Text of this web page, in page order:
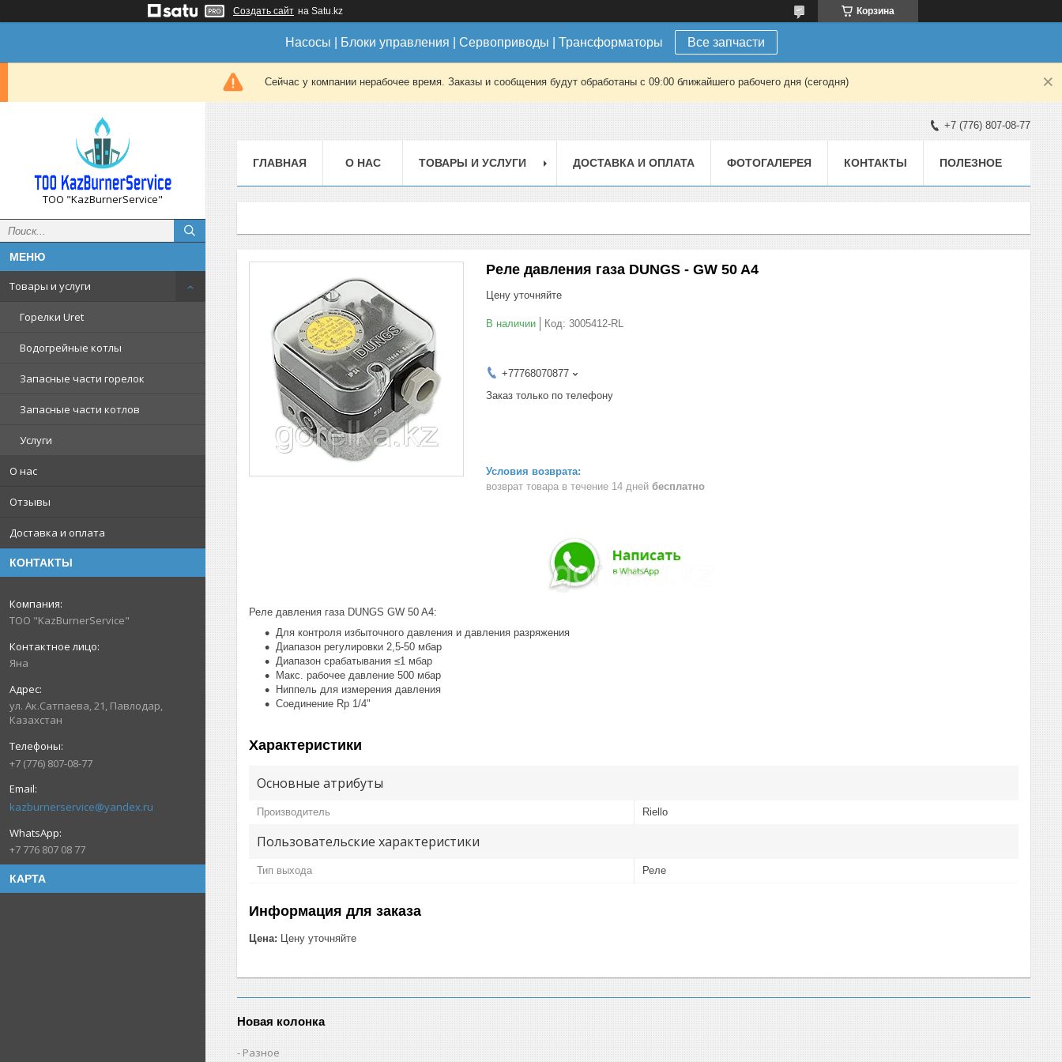
Создать сайт на Satu.kz Корзина
Насосы | Блоки управления | Сервоприводы | Трансформаторы Все запчасти
Сейчас у компании нерабочее время. Заказы и сообщения будут обработаны с 09:00 ближайшего рабочего дня (сегодня)
ТОО "KazBurnerService"
Товары и услуги
Горелки Uret
Водогрейные котлы
Запасные части горелок
Запасные части котлов
Услуги
О нас
Отзывы
Доставка и оплата
КОНТАКТЫ
ТОО "KazBurnerService"
Яна
ул. Ак.Сатпаева, 21, Павлодар,
Казахстан
+7 (776) 807-08-77
kazburnerservice@yandex.ru
+7 776 807 08 77
КАРТА
+7 (776) 807-08-77
ГЛАВНАЯ О НАС ТОВАРЫ И УСЛУГИ ДОСТАВКА И ОПЛАТА ФОТОГАЛЕРЕЯ КОНТАКТЫ ПОЛЕЗНОЕ
Реле давления газа DUNGS - GW 50 A4
Цену уточняйте
В наличии Код: 3005412-RL
+77768070877
Заказ только по телефону
возврат товара в течение 14 дней бесплатно
Реле давления газа DUNGS GW 50 A4:
Для контроля избыточного давления и давления разряжения
Диапазон регулировки 2,5-50 мбар
Диапазон срабатывания ≤1 мбар
Макс. рабочее давление 500 мбар
Ниппель для измерения давления
Соединение Rp 1/4"
Характеристики
Основные атрибуты
Производитель Riello
Пользовательские характеристики
Тип выхода Реле
Информация для заказа
Цена: Цену уточняйте
Новая колонка
Разное